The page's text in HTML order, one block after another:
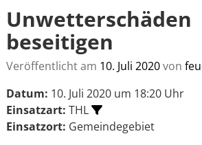
Unwetterschäden
beseitigen
Veröffentlicht am 10. Juli 2020von
Datum: 10. Juli 2020 um 18:20 Uhr
Einsatzart: THL
Einsatzort: Gemeindegebiet